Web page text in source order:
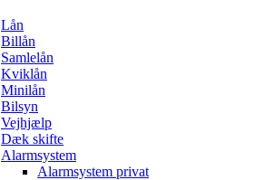
Lån
Billån
Samlelån
Kviklån
Minilån
Bilsyn
Vejhjælp
Dæk skifte
Alarmsystem
Alarmsystem privat